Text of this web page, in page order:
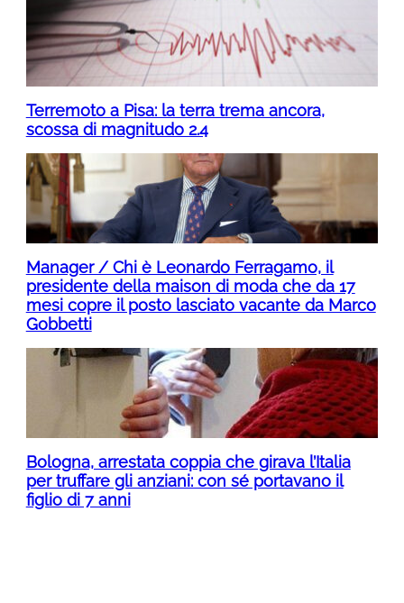
Terremoto a Pisa: la terra trema ancora,
scossa di magnitudo 2.4
Manager / Chi è Leonardo Ferragamo, il
presidente della maison di moda che da 17
mesi copre il posto lasciato vacante da Marco
Gobbetti
Bologna, arrestata coppia che girava l’Italia
per truffare gli anziani: con sé portavano il
figlio di 7 anni